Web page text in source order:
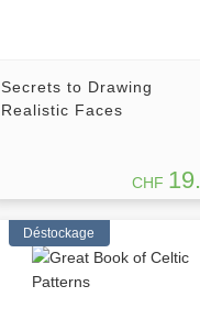
Secrets to Drawing
Realistic Faces
CHF
Déstockage